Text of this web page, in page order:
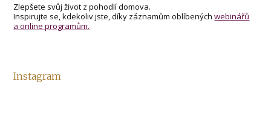
Zlepšete svůj život z pohodlí domova.
Inspirujte se, kdekoliv jste, díky záznamům oblíbenýchwebinářů
a online programům.
Instagram